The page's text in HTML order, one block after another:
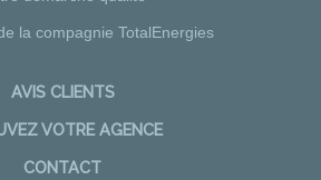
la compagnie TotalEnergies
AVIS CLIENTS
VOTRE AGENCE
CONTACT